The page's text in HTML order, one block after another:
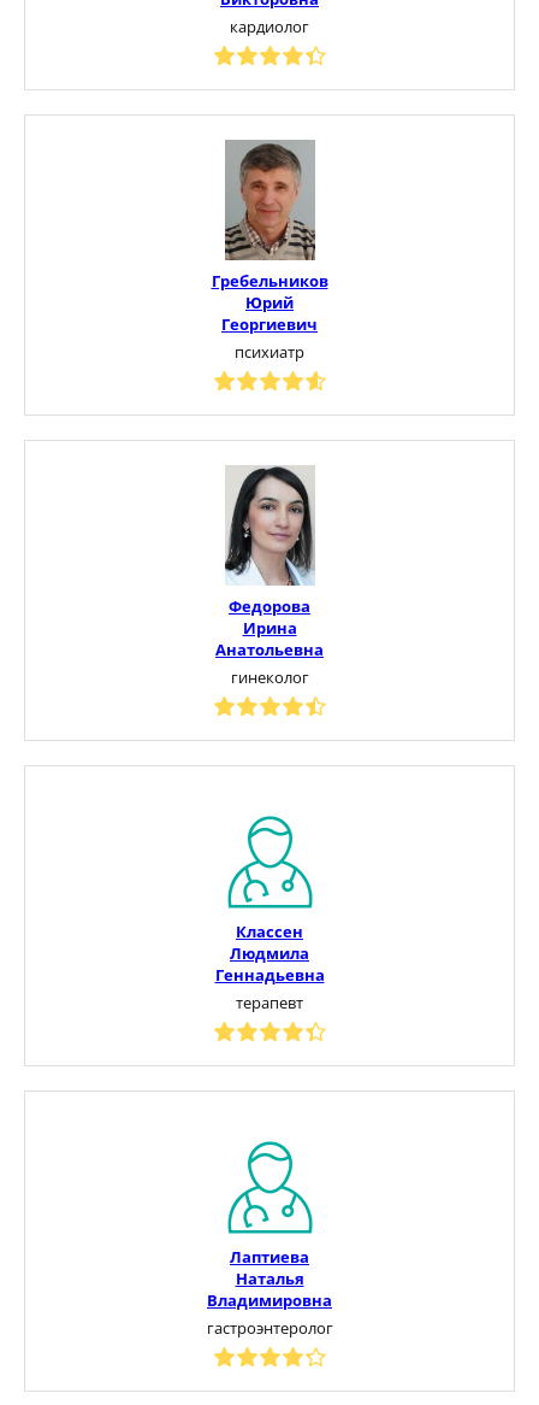
кардиолог
Гребельников
Юрий
Георгиевич
психиатр
Федорова
Ирина
Анатольевна
гинеколог
Классен
Людмила
Геннадьевна
терапевт
Лаптиева
Наталья
Владимировна
гастроэнтеролог